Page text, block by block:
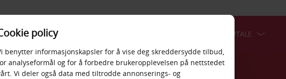
PRODUKTER BEDRIFTSAVTALE
policy
benytter informasjonskapsler for å vise deg skreddersydde tilbud,
analyseformål og for å forbedre brukeropplevelsen på nettstedet
Vi deler også data med tiltrodde annonserings- og